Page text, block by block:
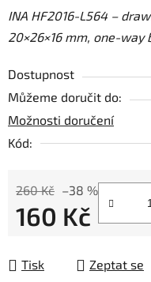
INA HF2016-L564 –
20×26×16 mm, one-way
Dostupnost
Můžeme doručit do:
Možnosti doručení
Kód:
260 Kč –38 %
160 Kč
Tisk Zeptat se